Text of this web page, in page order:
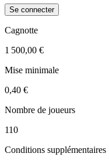
Se connecter
Cagnotte
1 500,00 €
Mise minimale
0,40 €
Nombre de joueurs
110
Conditions supplémentaires